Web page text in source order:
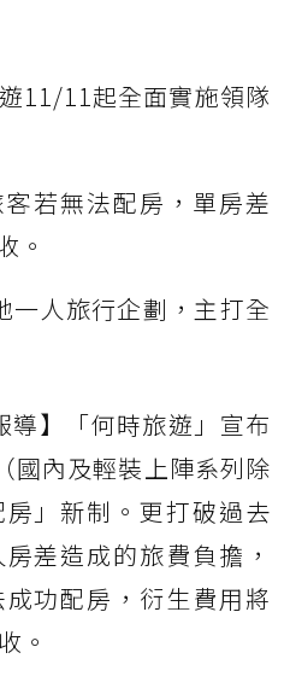
11/11起全面實施領隊
若無法配房，單房差
。
一人旅行企劃，主打全
導】「何時旅遊」宣布
國內及輕裝上陣系列除
」新制。更打破過去
差造成的旅費負擔，
功配房，衍生費用將
。